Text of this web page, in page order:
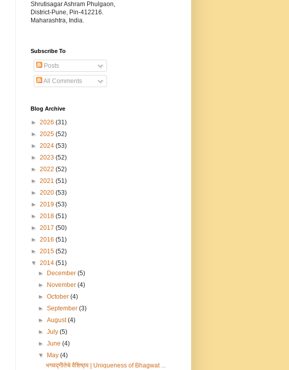
Shrutisagar Ashram Phulgaon,
District-Pune, Pin-412216.
Maharashtra, India.
Subscribe To
Posts
All Comments
Blog Archive
► 2026 (31)
► 2025 (52)
► 2024 (53)
► 2023 (52)
► 2022 (52)
► 2021 (51)
► 2020 (53)
► 2019 (53)
► 2018 (51)
► 2017 (50)
► 2016 (51)
► 2015 (52)
▼ 2014 (51)
►
December(5)
►
November(4)
►October(4)
►September(3)
►August(4)
►July(5)
►June(4)
▼
May(4)
भगवद्गीतेचे वैशिष्ठ्य | Uniqueness of Bhagwat ...